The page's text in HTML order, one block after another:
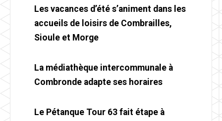
Les vacances d’été s’animent dans les
accueils de loisirs de Combrailles,
Sioule et Morge
La médiathèque intercommunale à
Combronde adapte ses horaires
Le Pétanque Tour 63 fait étape à